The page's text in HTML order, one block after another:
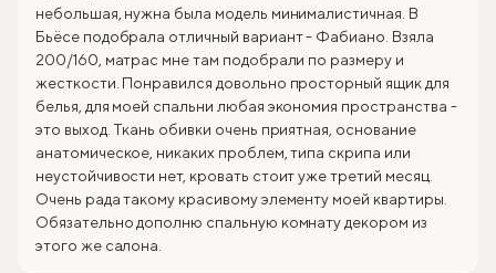
небольшая, нужна была модель минималистичная. В
Бьёсе подобрала отличный вариант - Фабиано. Взяла
200/160, матрас мне там подобрали по размеру и
жесткости. Понравился довольно просторный ящик для
белья, для моей спальни любая экономия пространства -
это выход. Ткань обивки очень приятная, основание
анатомическое, никаких проблем, типа скрипа или
неустойчивости нет, кровать стоит уже третий месяц.
Очень рада такому красивому элементу моей квартиры.
Обязательно дополню спальную комнату декором из
этого же салона.